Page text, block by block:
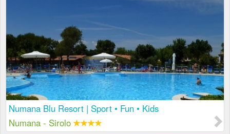
Numana Blu Resort | Sport • Fun • Kids
Numana - Sirolo